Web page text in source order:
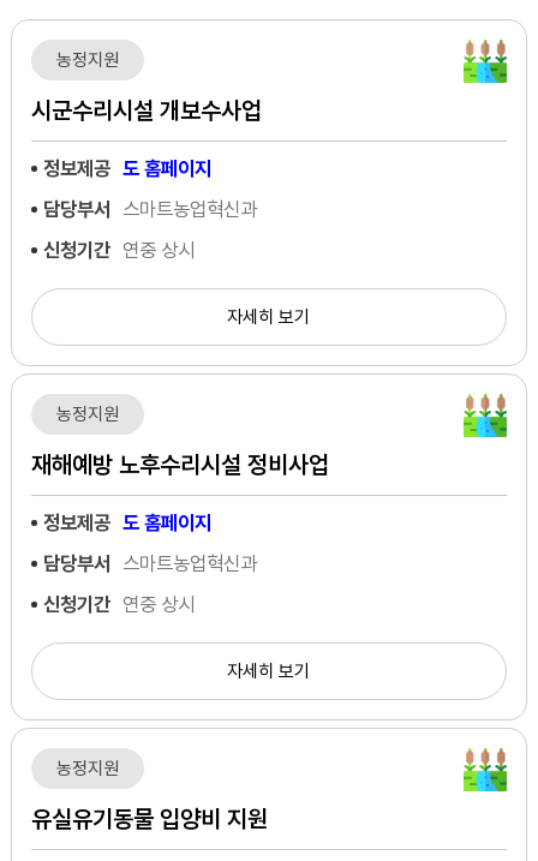
농정지원
시군수리시설 개보수사업
정보제공 도 홈페이지
담당부서
스마트농업혁신과
신청기간 연중 상시
자세히 보기
농정지원
재해예방 노후수리시설 정비사업
정보제공 도 홈페이지
담당부서
스마트농업혁신과
신청기간 연중 상시
자세히 보기
농정지원
유실유기동물 입양비 지원